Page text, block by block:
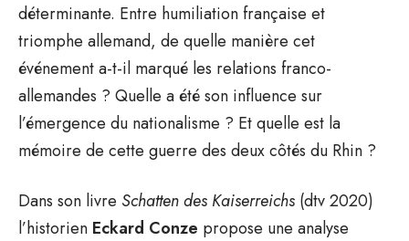
déterminante. Entre humiliation française et
triomphe allemand, de quelle manière cet
événement a-t-il marqué les relations franco-
allemandes ? Quelle a été son influence sur
l’émergence du nationalisme ? Et quelle est la
mémoire de cette guerre des deux côtés du Rhin ?
Dans son livre Schatten des Kaiserreichs (dtv 2020)
l’historien Eckard Conze propose une analyse